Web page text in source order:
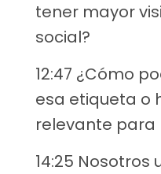
tener mayor
social?
12:47 ¿Cómo
esa etiqueta o
relevante para
14:25